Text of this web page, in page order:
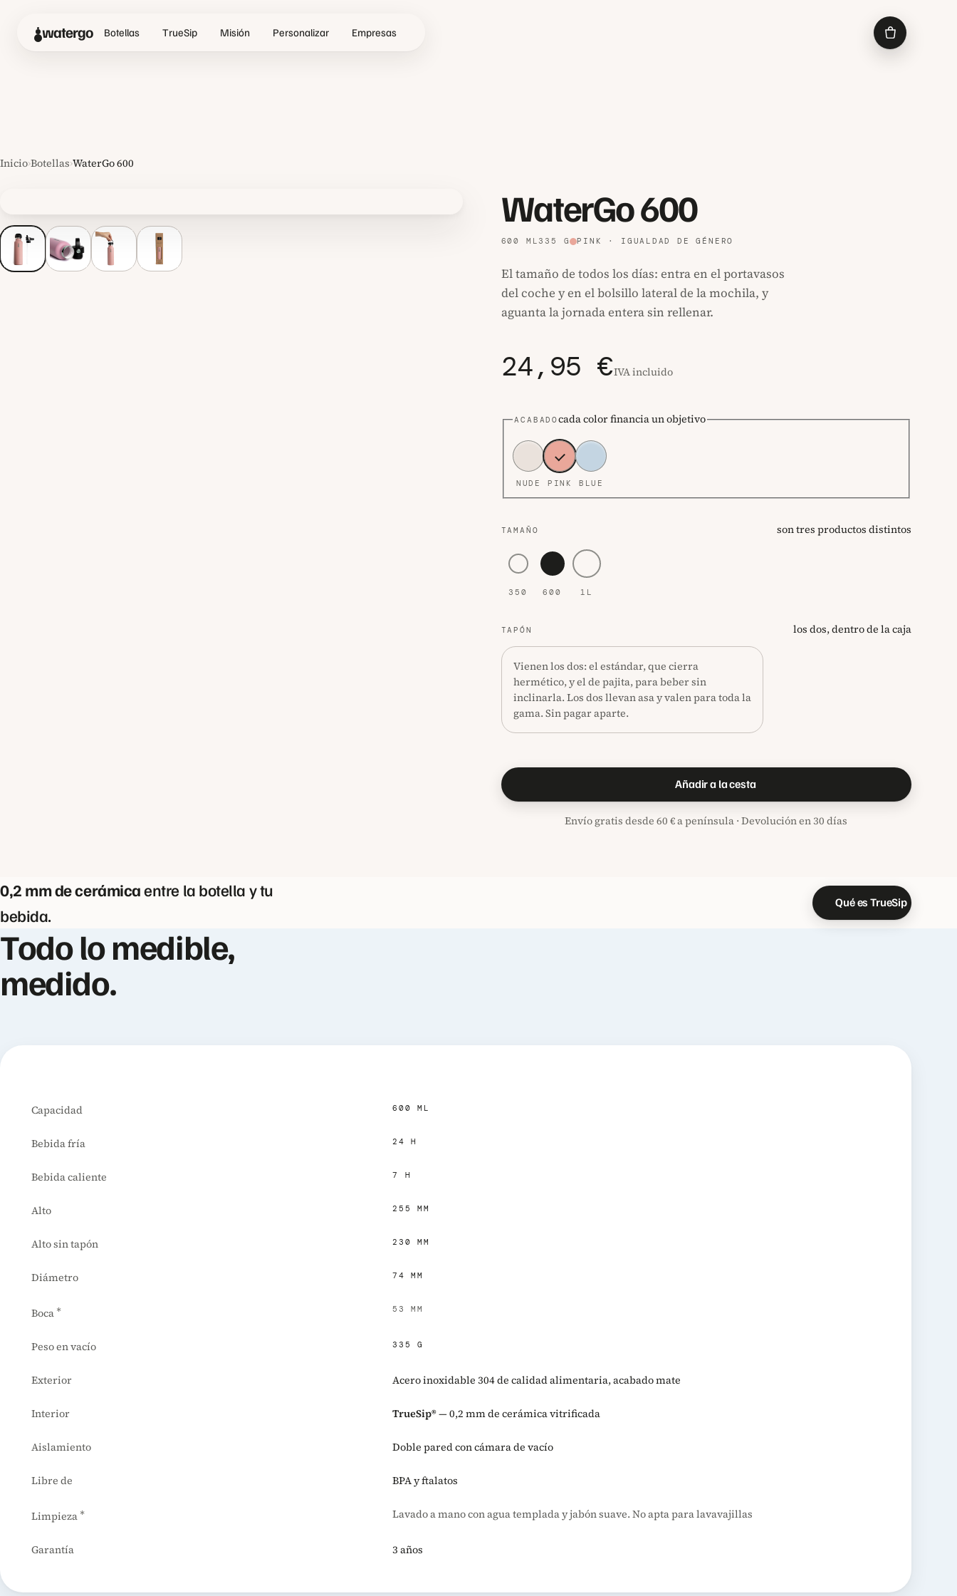
watergo Botellas TrueSip Misión Personalizar Empresas
Inicio›Botellas›WaterGo 600
WaterGo 600
600 ML335 G PINK · IGUALDAD DE GÉNERO
El tamaño de todos los días: entra en el portavasos
del coche y en el bolsillo lateral de la mochila, y
aguanta la jornada entera sin rellenar.
24,95 €IVA incluido
ACABADOcada color financia un objetivo
NUDE PINK BLUE
TAMAÑO son tres productos distintos
WaterGo 350, 350 mililitros
WaterGo 600, 600 mililitros
WaterGo 1L, 1000 mililitros
350 600 1L
TAPÓN los dos, dentro de la caja
Vienen los dos: el estándar, que cierra
hermético, y el de pajita, para beber sin
inclinarla. Los dos llevan asa y valen para toda la
gama. Sin pagar aparte.
Añadir a la cesta
Envío gratis desde 60 € a península · Devolución en 30 días
0,2 mm de cerámicaentre la botella y tu
bebida.
Qué es TrueSip
Todo lo medible,
medido.
Capacidad 600 ML
Bebida fría 24 H
Bebida caliente 7 H
Alto 255 MM
Alto sin tapón 230 MM
Diámetro 74 MM
Boca * 53 MM
Peso en vacío 335 G
Exterior Acero inoxidable 304 de calidad alimentaria, acabado mate
Interior TrueSip®— 0,2 mm de cerámica vitrificada
Aislamiento Doble pared con cámara de vacío
Libre de BPA y ftalatos
Limpieza * Lavado a mano con agua templada y jabón suave. No apta para lavavajillas
Garantía 3 años